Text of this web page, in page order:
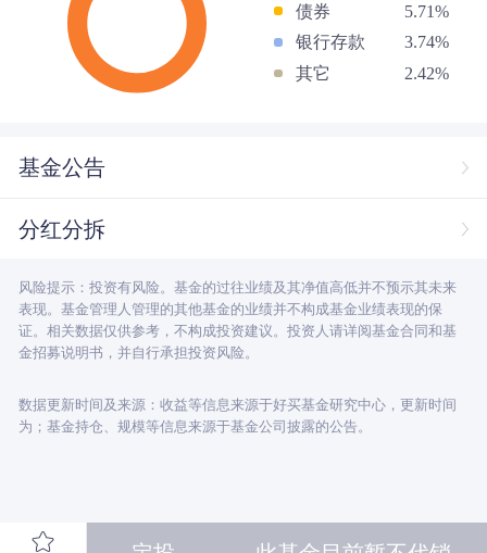
债券
5.71%
银行存款
3.74%
其它
2.42%
基金公告
分红分拆
风险提示：投资有风险。基金的过往业绩及其净值高低并不预示其未来
表现。基金管理人管理的其他基金的业绩并不构成基金业绩表现的保
证。相关数据仅供参考，不构成投资建议。投资人请详阅基金合同和基
金招募说明书，并自行承担投资风险。
数据更新时间及来源：收益等信息来源于好买基金研究中心，更新时间
为；基金持仓、规模等信息来源于基金公司披露的公告。